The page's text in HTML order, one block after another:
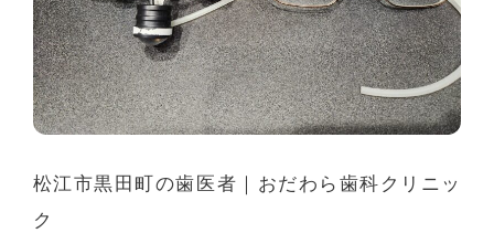
松江市黒田町の歯医者｜おだわら歯科クリニッ
ク